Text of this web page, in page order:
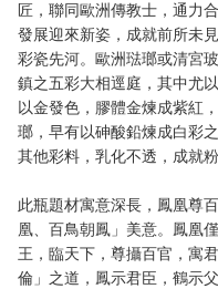
匠，聯同歐洲傳教士，通力
發展迎來新姿，成就前所未
彩瓷先河。歐洲琺瑯或清宮
鎮之五彩大相逕庭，其中尤
以金發色，膠體金煉成紫紅
瑯，早有以砷酸鉛煉成白彩
其他彩料，乳化不透，成就粉
此瓶題材寓意深長，鳳凰尊
凰、百鳥朝鳳」美意。鳳凰
王，臨天下，尊攝百官，寓
倫」之道，鳳示君臣，鶴示